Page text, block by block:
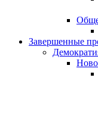
Завершенные